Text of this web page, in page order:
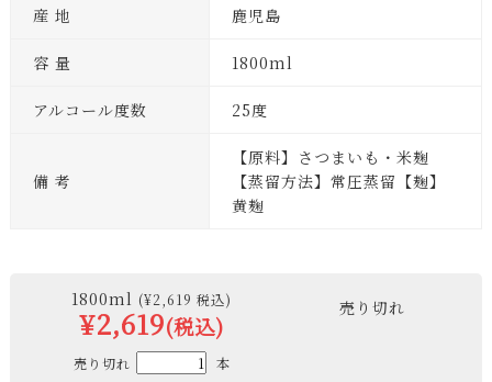
産 地 鹿児島
容 量 1800ml
アルコール度数 25度
備 考
【原料】さつまいも・米麹
【蒸留方法】常圧蒸留【麹】
黄麹
1800ml (¥2,619 税込)
¥2,619(税込)
売り切れ 本
売り切れ